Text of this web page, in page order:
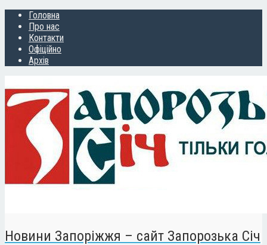
Головна
Про нас
Контакти
Офіційно
Архів
Новини Запоріжжя – сайт Запорозька Січ